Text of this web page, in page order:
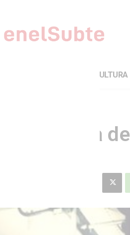
CULTURA
diagrama de